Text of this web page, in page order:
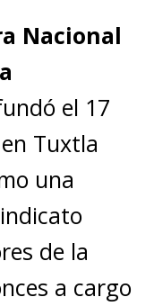
Nacional
el 17
Tuxtla
una
de la
a cargo